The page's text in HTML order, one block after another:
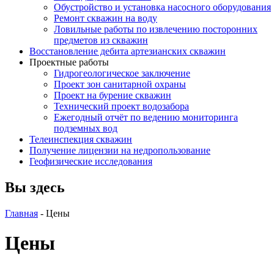
Обустройство и установка насосного оборудования
Ремонт скважин на воду
Ловильные работы по извлечению посторонних
предметов из скважин
Восстановление дебита артезианских скважин
Проектные работы
Гидрогеологическое заключение
Проект зон санитарной охраны
Проект на бурение скважин
Технический проект водозабора
Ежегодный отчёт по ведению мониторинга
подземных вод
Телеинспекция скважин
Получение лицензии на недропользование
Геофизические исследования
Вы здесь
Главная - Цены
Цены